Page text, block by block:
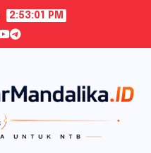
2:53:02 PM